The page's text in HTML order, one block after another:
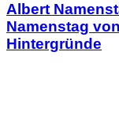
Albert
Namenstag
Hintergründe